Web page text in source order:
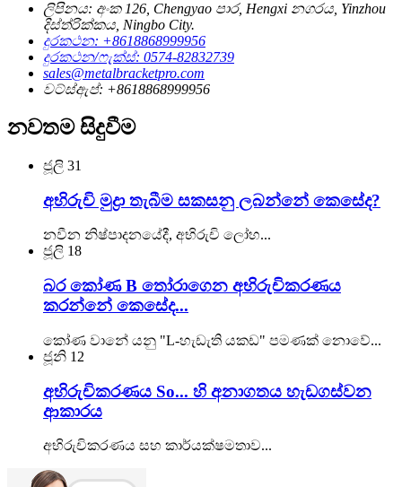
ලිපිනය: අංක 126, Chengyao පාර, Hengxi නගරය, Yinzhou
දිස්ත්රික්කය, Ningbo City.
දුරකථන: +8618868999956
දුරකථන/ෆැක්ස්: 0574-82832739
sales@metalbracketpro.com
වට්ස්ඇප්: +8618868999956
නවතම සිදුවීම
ජූලි 31
අභිරුචි මුද්‍රා තැබීම සකසනු ලබන්නේ කෙසේද?
නවීන නිෂ්පාදනයේදී, අභිරුචි ලෝහ...
ජූලි 18
බර කෝණ B තෝරාගෙන අභිරුචිකරණය
කරන්නේ කෙසේද...
කෝණ වානේ යනු "L-හැඩැති යකඩ" පමණක් නොවේ...
ජූනි 12
අභිරුචිකරණය So... හි අනාගතය හැඩගස්වන
ආකාරය
අභිරුචිකරණය සහ කාර්යක්ෂමතාව...